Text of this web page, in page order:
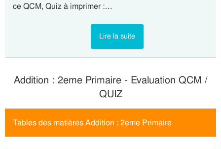
ce QCM, Quiz à imprimer :…
Lire la suite
Addition : 2eme Primaire - Evaluation QCM /
QUIZ
Tables des matières Addition : 2eme Primaire